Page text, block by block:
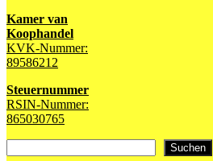
Kamer van
Koophandel
KVK-Nummer:
89586212
Steuernummer
RSIN-Nummer:
865030765
Suchen